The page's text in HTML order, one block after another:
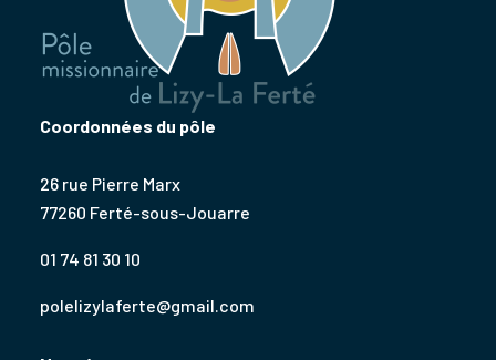
Coordonnées du pôle
26 rue Pierre Marx
77260 Ferté-sous-Jouarre
01 74 81 30 10
polelizylaferte@gmail.com